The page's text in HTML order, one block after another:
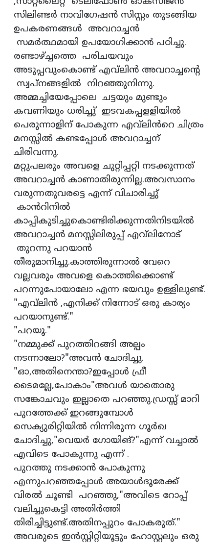
സിലിണ്ടർ നാവിഗേഷൻ സിസ്റ്റം തുടങ്ങിയ
ഉപകരണങ്ങൾ അവറാച്ചൻ
സമർത്ഥമായി ഉപയോഗിക്കാൻ പഠിച്ചു.
രണ്ടാഴ്ച്ചത്തെ പരിചയവും
അടുപ്പവുംകൊണ്ട് എവ്‌ലിൻ അവറാച്ചൻ്റെ
സ്വപ്നങ്ങളിൽ നിറഞ്ഞുനിന്നു.
അമ്മച്ചിയേപ്പോലെ ചട്ടയും മുണ്ടും
കവണിയും ധരിച്ചു് ഇടവകപ്പളളിയിൽ
പെരുന്നാളിന് പോകുന്ന എവ്‌ലിൻറെ ചിത്രം
മനസ്സിൽ കണ്ടപ്പോൾ അവറാച്ചന്
ചിരിവന്നു.
മറ്റുപലരും അവളെ ചുറ്റിപ്പറ്റി നടക്കുന്നത്
അവറാച്ചൻ കാണാതിരുന്നില്ല.അവസാനം
വരുന്നതുവരട്ടെ എന്ന് വിചാരിച്ചു്
കാൻറിനിൽ
കാപ്പികുടിച്ചുകൊണ്ടിരിക്കുന്നതിനിടയിൽ
അവറാച്ചൻ മനസ്സിലിരുപ്പ് എവ്‌ലിനോട്
തുറന്നു പറയാൻ
തീരുമാനിച്ചു.കാത്തിരുന്നാൽ വേറെ
വല്ലവരും അവളെ കൊത്തിക്കൊണ്ട്
പറന്നുപോയാലോ എന്ന ഭയവും ഉള്ളിലുണ്ട്.
"എവ്‌ലിൻ ,എനിക്ക് നിന്നോട് ഒരു കാര്യം
പറയാനുണ്ട്."
"പറയൂ."
"നമ്മുക്ക് പുറത്തിറങ്ങി അല്പം
നടന്നാലോ?"അവൻ ചോദിച്ചു.
"ഓ,അതിനെന്താ?ഇപ്പോൾ ഫ്രീ
ടൈമല്ലേ,പോകാം"അവൾ യാതൊരു
സങ്കോചവും ഇല്ലാതെ പറഞ്ഞു.ഡ്രസ്സ് മാറി
പുറത്തേക്ക് ഇറങ്ങുമ്പോൾ
സെക്യുരിറ്റിയിൽ നിന്നിരുന്ന ഗൂർഖ
ചോദിച്ചു,"വെയർ ഗോയിങ്?"എന്ന് വച്ചാൽ
എവിടെ പോകുന്നു എന്ന് .
പുറത്തു നടക്കാൻ പോകുന്നു
എന്നുപറഞ്ഞപ്പോൾ അയാൾദൂരേക്ക്
വിരൽ ചൂണ്ടി പറഞ്ഞു,"അവിടെ റോപ്പ്
വലിച്ചുകെട്ടി അതിർത്തി
തിരിച്ചിട്ടുണ്ട്.അതിനപ്പുറം പോകരുത്."
അവരുടെ ഇൻസ്റ്റിറ്റിയൂട്ടും ഹോസ്റ്റലും ഒരു